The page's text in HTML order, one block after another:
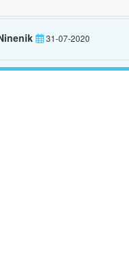
31-07-2020